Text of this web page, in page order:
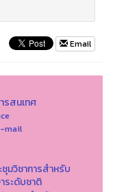
Email
รสนเทศ
mail
มวิชาการสำหรับ
ระดับชาติ